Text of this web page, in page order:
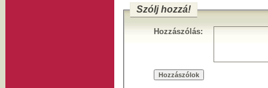
Szólj hozzá!
Hozzászólás: